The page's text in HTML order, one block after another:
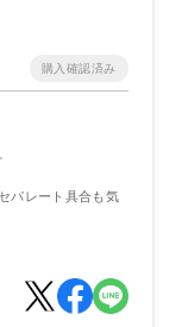
パレート具合も気